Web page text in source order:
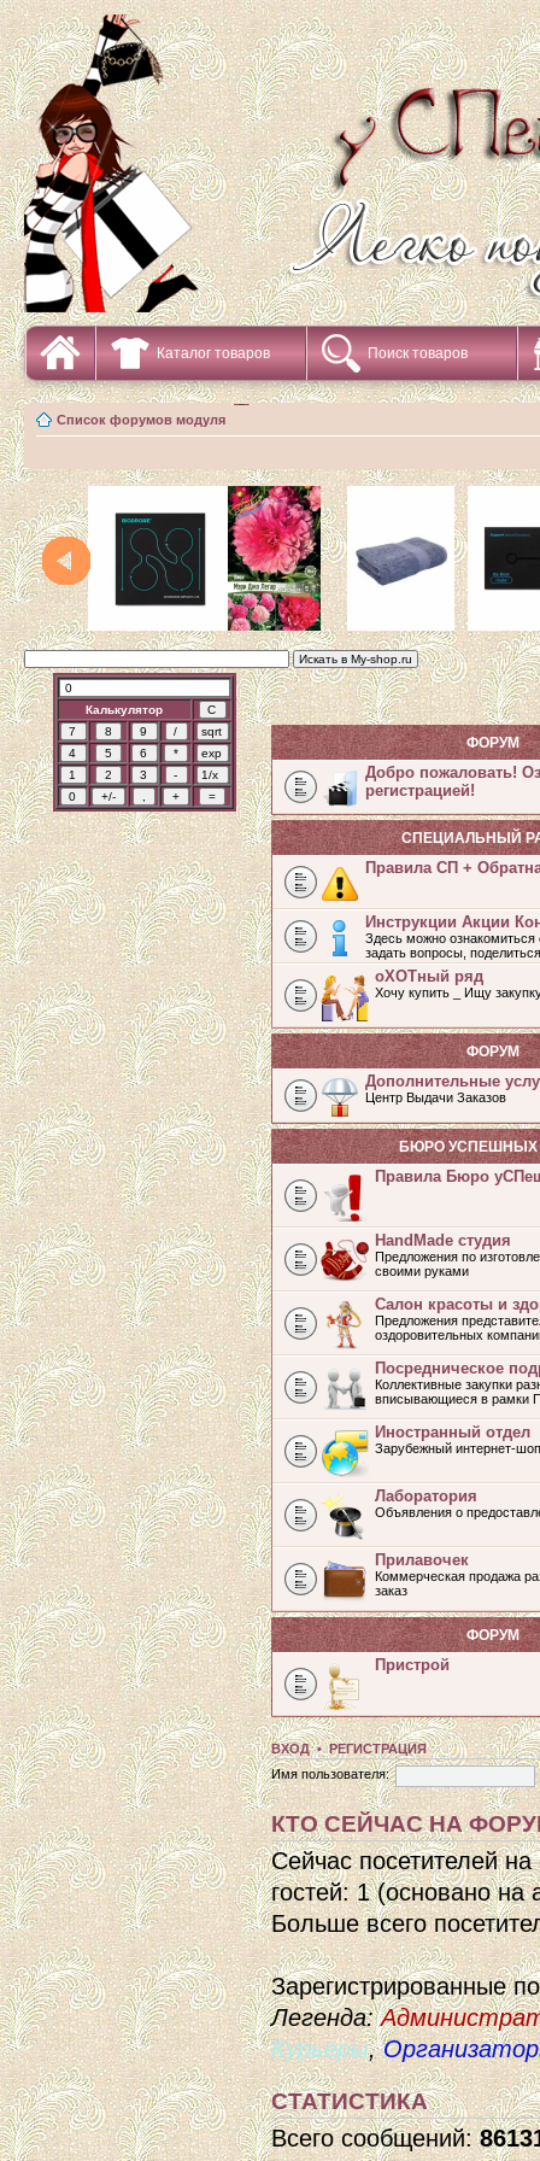
Каталог товаров Поиск товаров
Список форумов модуля
Калькулятор
ФОРУМ
Добро пожаловать!
регистрацией!
СПЕЦИАЛЬНЫЙ
Правила СП +
Инструкции Акции
Здесь можно
задать вопросы,
оХОТный ряд
Хочу купить _ Ищу
ФОРУМ
Дополнительные
Центр Выдачи Заказов
БЮРО УСПЕШНЫХ
Правила Бюро
HandMade студия
Предложения по
своими руками
Салон красоты и
Предложения
оздоровительных
Посредническое
Коллективные закупки
вписывающиеся в рамки
Иностранный отдел
Зарубежный интернет-
Лаборатория
Объявления о
Прилавочек
Коммерческая продажа
заказ
ФОРУМ
Пристрой
ВХОД•РЕГИСТРАЦИЯ
Имя пользователя:
КТО СЕЙЧАС НА
Сейчас посетителей
гостей: 1 (основано на
Больше всего
Зарегистрированные
Легенда:
Курьеры,
СТАТИСТИКА
Всего сообщений: